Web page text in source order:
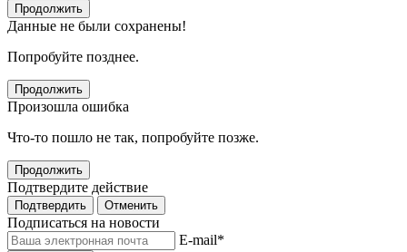
Продолжить
Данные не были сохранены!
Попробуйте позднее.
Продолжить
Произошла ошибка
Что-то пошло не так, попробуйте позже.
Продолжить
Подтвердите действие
Подтвердить Отменить
Подписаться на новости
E-mail*